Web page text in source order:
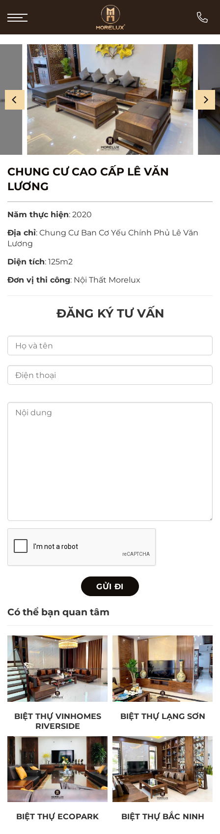
qua
dung
CHUNG CƯ CAO CẤP LÊ VĂN
LƯƠNG
Năm thực hiện: 2020
Địa chỉ: Chung Cư Ban Cơ Yếu Chính Phủ Lê Văn
Lương
Diện tích: 125m2
Đơn vị thi công: Nội Thất Morelux
ĐĂNG KÝ TƯ VẤN
Có thể bạn quan tâm
BIỆT THỰ VINHOMES
RIVERSIDE
BIỆT THỰ LẠNG SƠN
BIỆT THỰ ECOPARK BIỆT THỰ BẮC NINH